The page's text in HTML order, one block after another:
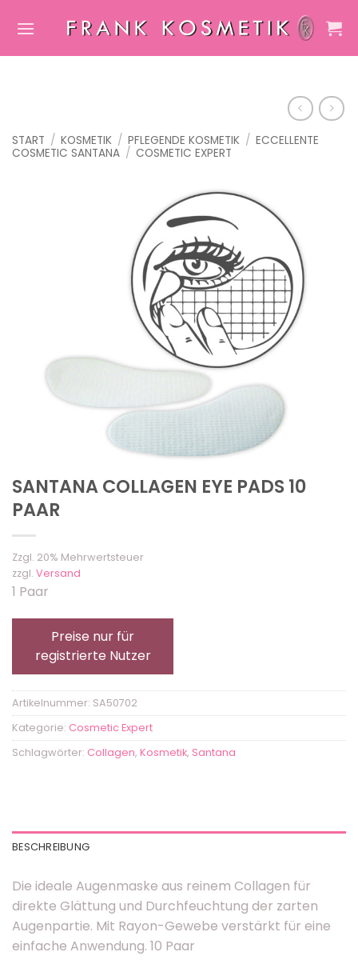
Inhalt
START / KOSMETIK / PFLEGENDE KOSMETIK / ECCELLENTE
COSMETIC SANTANA / COSMETIC EXPERT
SANTANA COLLAGEN EYE PADS 10
PAAR
Zzgl. 20% Mehrwertsteuer
zzgl. Versand
1 Paar
Preise nur für
registrierte Nutzer
Artikelnummer: SA50702
Kategorie: Cosmetic Expert
Schlagwörter: Collagen, Kosmetik, Santana
BESCHREIBUNG
Die ideale Augenmaske aus reinem Collagen für
direkte Glättung und Durchfeuchtung der zarten
Augenpartie. Mit Rayon-Gewebe verstärkt für eine
einfache Anwendung. 10 Paar